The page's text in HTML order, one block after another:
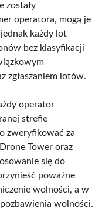
zostały
operatora, mogą je
każdy lot
bez klasyfikacji
zgłaszaniem lotów.
operator
strefie
zweryfikować za
Tower oraz
się do
poważne
wolności, a w
wolności.